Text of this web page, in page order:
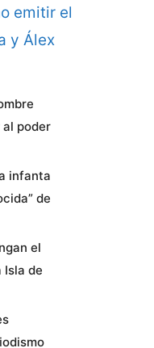
emitir el
y Álex
poder
infanta
de
el
Isla de